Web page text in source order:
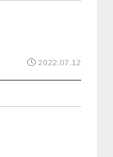
2022.07.12